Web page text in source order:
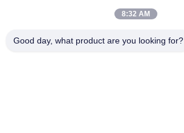
Łączniki do rur
8:32 AM
Good day, what product are you looking for?